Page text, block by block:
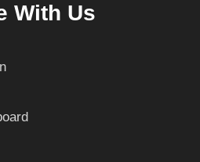
With Us